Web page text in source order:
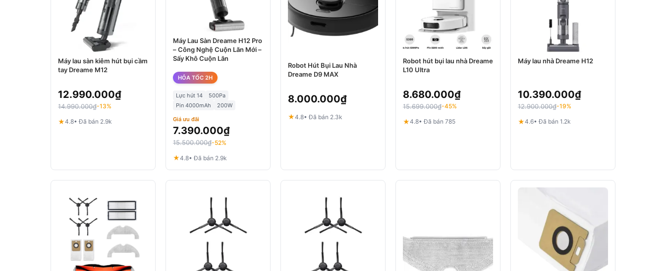
Máy lau sàn kiêm hút bụi cầm
tay Dreame M12
12.990.000₫
14.990.000₫-13%
★4.8• Đã bán 2.9k
Máy Lau Sàn Dreame H12 Pro
– Công Nghệ Cuộn Lăn Mới –
Sấy Khô Cuộn Lăn
HỎA TỐC 2H
Lực hút 14
500Pa
Pin 4000mAh
200W
Giá ưu đãi
7.390.000₫
15.500.000₫-52%
★4.8• Đã bán 2.9k
Robot Hút Bụi Lau Nhà
Dreame D9 MAX
8.000.000₫
★4.8• Đã bán 2.3k
Robot hút bụi lau nhà Dreame
L10 Ultra
8.680.000₫
15.699.000₫-45%
★4.8• Đã bán 785
Máy lau nhà Dreame H12
10.390.000₫
12.900.000₫-19%
★4.6• Đã bán 1.2k